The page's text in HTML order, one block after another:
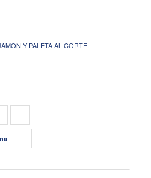
Y PALETA AL CORTE
los